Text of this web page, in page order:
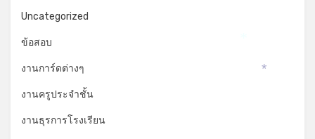
Uncategorized
ข้อสอบ
งานการ์ดต่างๆ
งานครูประจำชั้น
งานธุรการโรงเรียน